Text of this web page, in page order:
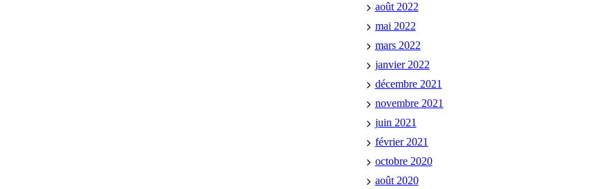
août 2022
mai 2022
mars 2022
janvier 2022
décembre 2021
novembre 2021
juin 2021
février 2021
octobre 2020
août 2020